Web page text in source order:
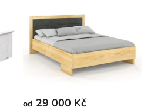
od 29 000 Kč